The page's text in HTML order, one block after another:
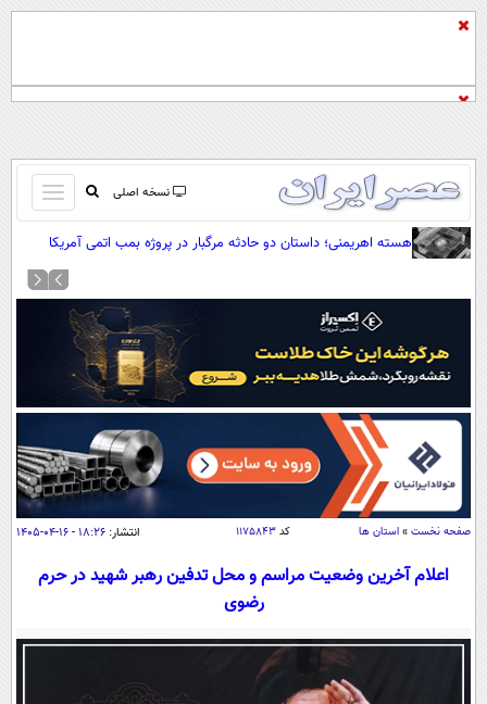
نسخه اصلی
باز
و
بسته
کردن
صفحه اول
آرشیو
نظرسنجی
آب و هوا
اوقات شرعی
سواد زندگی
اقتصاد
خودرو
جامعه
اجتماعی
حوادث
سلامت
ورزشی
بین الملل
سیاست خارجی
فرهنگ و هنر
هسته اهریمنی؛ داستان دو حادثه مرگبار در پروژه بمب اتمی آمریکا
صفحه نخست » استان ها کد۱۱۷۵۸۴۳ انتشار: ۱۸:۲۶ - ۱۶-۰۴-۱۴۰۵
اعلام آخرین وضعیت مراسم و محل تدفین رهبر شهید در حرم
رضوی